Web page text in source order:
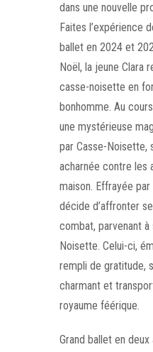
dans une nouvelle
Faites l’expérience
ballet en 2024 et
Noël, la jeune Clara
casse-noisette en
bonhomme. Au
une mystérieuse
par Casse-Noisette,
acharnée contre les
maison. Effrayée
décide d’affronter
combat, parvenant
Noisette. Celui-ci,
rempli de gratitude,
charmant et
royaume féérique.
Grand ballet en